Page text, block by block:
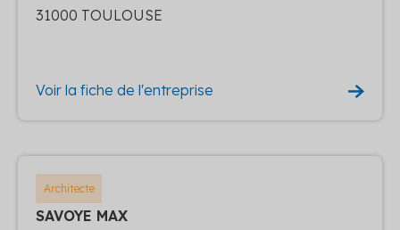
31000 TOULOUSE
Voir la fiche de l'entreprise
Architecte
SAVOYE MAX